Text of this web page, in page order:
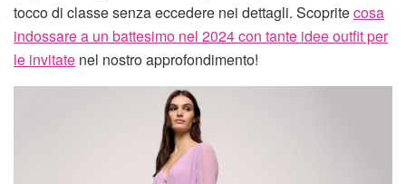
tocco di classe senza eccedere nei dettagli. Scopritecosa
indossare a un battesimo nel 2024 con tante idee outfit per
le invitate nel nostro approfondimento!